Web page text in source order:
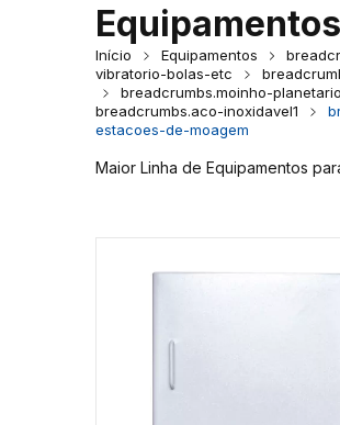
Equipamentos
Início Equipamentos
vibratorio-bolas-etc
breadcrumbs.moinho-planetario
breadcrumbs.aco-inoxidavel1
estacoes-de-moagem
Maior Linha de Equipamentos